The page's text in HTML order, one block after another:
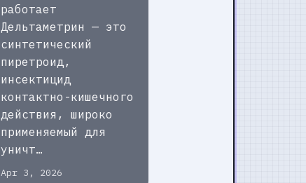
работает
Дельтaметрин — это
синтетический
пиретроид,
инсектицид
контактно-кишечного
действия, широко
применяемый для
уничт…
Apr 3, 2026